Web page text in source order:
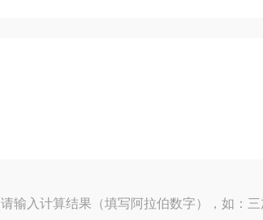
请输入计算结果（填写阿拉伯数字），如：三